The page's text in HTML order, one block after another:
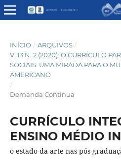
INÍCIO / ARQUIVOS /
V. 13 N. 2 (2020): O CURRÍCULO
SOCIAIS: UMA MIRADA PARA O
AMERICANO
/
Demanda Contínua
CURRÍCULO
ENSINO MÉDIO
o estado da arte nas pós-